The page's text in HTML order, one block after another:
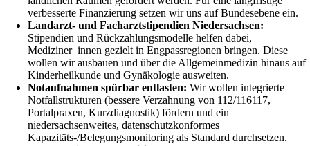
verbesserte Finanzierung setzen wir uns auf Bundesebene ein.
Landarzt- und Facharztstipendien Niedersachsen:
Stipendien und Rückzahlungsmodelle helfen dabei,
Mediziner_innen gezielt in Engpassregionen bringen. Diese
wollen wir ausbauen und über die Allgemeinmedizin hinaus auf
Kinderheilkunde und Gynäkologie ausweiten.
Notaufnahmen spürbar entlasten: Wir wollen integrierte
Notfallstrukturen (bessere Verzahnung von 112/116117,
Portalpraxen, Kurzdiagnostik) fördern und ein
niedersachsenweites, datenschutzkonformes
Kapazitäts-/Belegungsmonitoring als Standard durchsetzen.